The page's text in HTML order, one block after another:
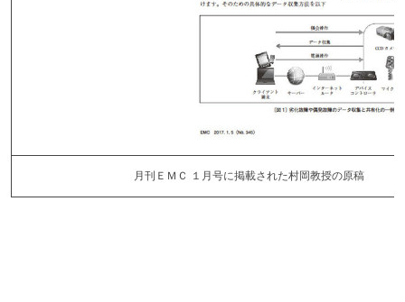
月刊ＥＭＣ １月号に掲載された村岡教授の原稿